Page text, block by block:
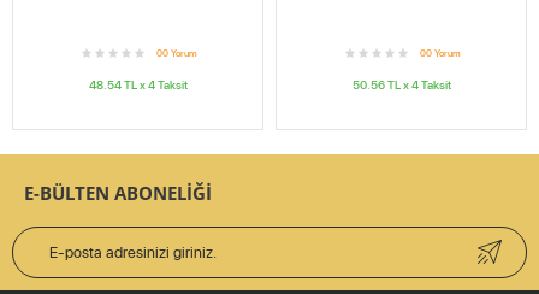
00 Yorum
48.54TL x4Taksit
00 Yorum
50.56TL x4Taksit
E-BÜLTEN ABONELİĞİ